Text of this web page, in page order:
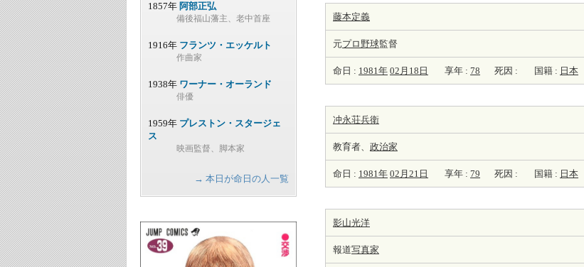
藤本定義
元プロ野球監督
命日 : 1981年 02月18日 享年 : 78 死因 : 国籍 : 日本
冲永荘兵衛
教育者、 政治家
命日 : 1981年 02月21日 享年 : 79 死因 : 国籍 : 日本
影山光洋
報道写真家
1857年 阿部正弘
備後福山藩主、老中首座
1916年 フランツ・エッケルト
作曲家
1938年 ワーナー・オーランド
俳優
1959年 プレストン・スタージェ
ス
映画監督、脚本家
→ 本日が命日の人一覧